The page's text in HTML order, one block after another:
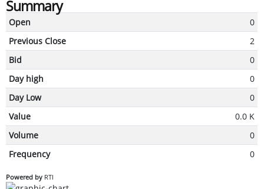
Summary
Open
0
Previous Close
2
Bid
0
Day high
0
Day Low
0
Value
0.0 K
Volume
0
Frequency
0
Powered by RTI